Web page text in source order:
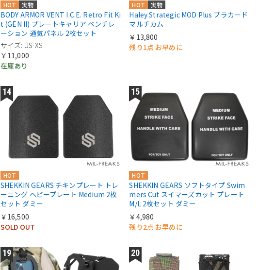
実物
HOT
BODY ARMOR VENT I.C.E. Retro Fit Ki
t (GEN II) プレートキャリア ベンチレ
ーション 通気パネル 2枚セット
サイズ: US-XS
￥11,000
在庫あり
実物
HOT
Haley Strategic MOD Plus プラカード
マルチカム
￥13,800
残り1点 お早めに
HOT
SHEKKIN GEARS チキンプレート トレ
ーニング ヘビープレート Medium 2枚
セット ダミー
￥16,500
SOLD OUT
HOT
SHEKKIN GEARS ソフトタイプ Swim
mers Cut スイマーズカット プレート
M/L 2枚セット ダミー
￥4,980
残り2点 お早めに